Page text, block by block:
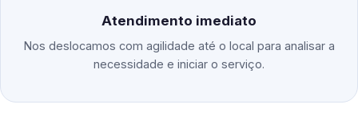
Atendimento imediato
Nos deslocamos com agilidade até o local para analisar a
necessidade e iniciar o serviço.